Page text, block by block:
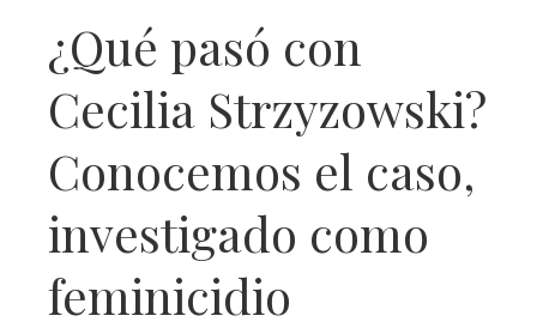
¿Qué pasó con
Cecilia Strzyzowski?
Conocemos el caso,
investigado como
feminicidio